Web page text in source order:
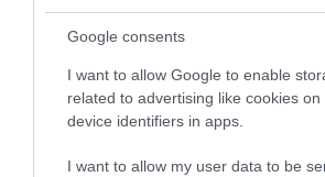
Google consents
I want to allow Google to enable
related to advertising like cookies on
device identifiers in apps.
I want to allow my user data to be
Αγεχ: Για δεύτερη χρονιά
Γερομιχαλός
12.07.2026 | 14:20